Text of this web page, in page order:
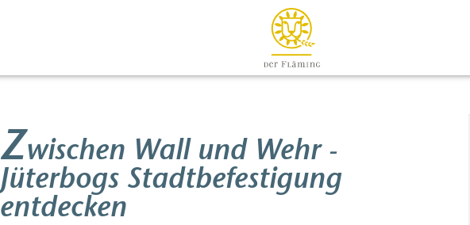
Zwischen Wall und Wehr -
Jüterbogs Stadtbefestigung
entdecken